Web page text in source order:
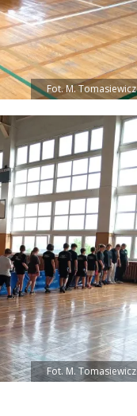
Fot. M. Tomasiewicz
Fot. M. Tomasiewicz